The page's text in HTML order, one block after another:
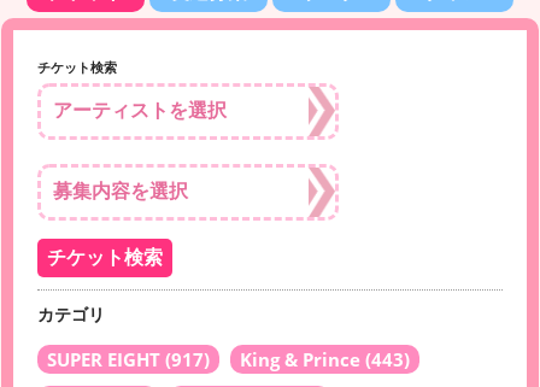
チケット検索
カテゴリ
SUPER EIGHT (917) King & Prince (443)